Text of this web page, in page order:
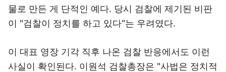
물로 만든 게 단적인 예다. 당시 검찰에 제기된 비판
이 "검찰이 정치를 하고 있다"는 우려였다.
이 대표 영장 기각 직후 나온 검찰 반응에서도 이런
사실이 확인된다. 이원석 검찰총장은 "사법은 정치적